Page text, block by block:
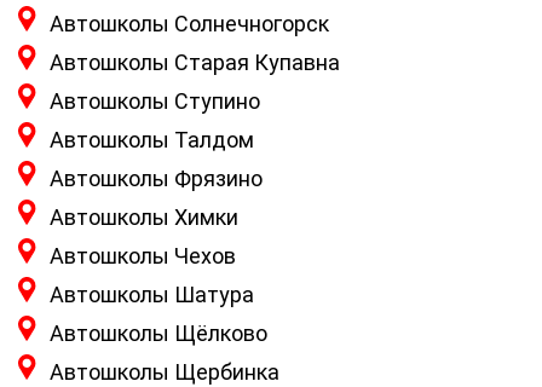
Автошколы Солнечногорск
Автошколы Старая Купавна
Автошколы Ступино
Автошколы Талдом
Автошколы Фрязино
Автошколы Химки
Автошколы Чехов
Автошколы Шатура
Автошколы Щёлково
Автошколы Щербинка